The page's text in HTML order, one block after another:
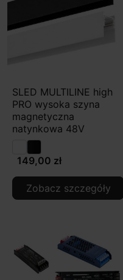
SLED MULTILINE high
PRO wysoka szyna
magnetyczna
natynkowa 48V
149,00 zł
Zobacz szczegóły